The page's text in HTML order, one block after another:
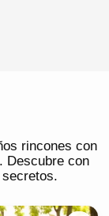
rincones con
Descubre con